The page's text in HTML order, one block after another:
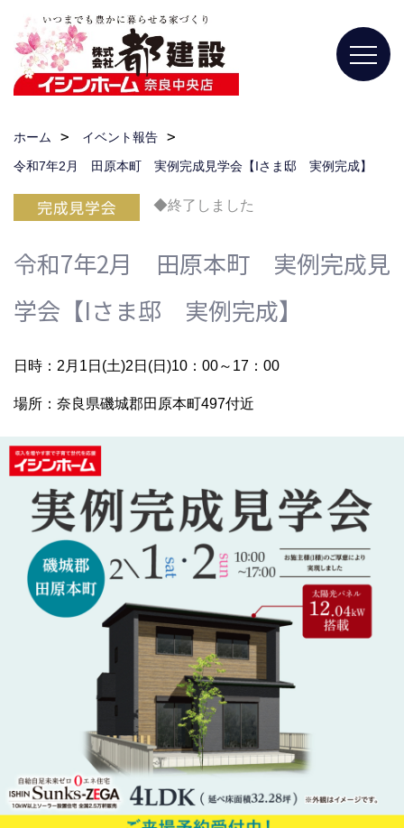
ホーム
イベント報告
令和7年2月 田原本町 実例完成見学会【Iさま邸 実例完成】
◆終了しました
令和7年2月 田原本町 実例完成見
学会【Iさま邸 実例完成】
日時：2月1日(土)2日(日)10：00～17：00
場所：奈良県磯城郡田原本町497付近